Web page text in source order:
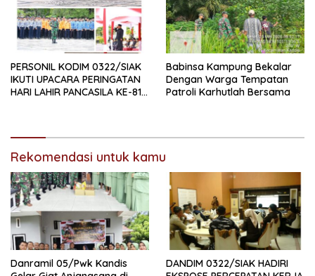
PERSONIL KODIM 0322/SIAK
IKUTI UPACARA PERINGATAN
HARI LAHIR PANCASILA KE-81
Babinsa Kampung Bekalar
Dengan Warga Tempatan
Patroli Karhutlah Bersama
Rekomendasi untuk kamu
Danramil 05/Pwk Kandis
DANDIM 0322/SIAK HADIRI